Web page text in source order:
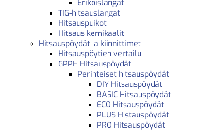
Erikoislangat
TIG-hitsauslangat
Hitsauspuikot
Hitsaus kemikaalit
Hitsauspöydät ja kiinnittimet
Hitsauspöytien vertailu
GPPH Hitsauspöydät
Perinteiset hitsauspöydät
DIY Hitsauspöydät
BASIC Hitsauspöydät
ECO Hitsauspöydät
PLUS Histauspöydät
PRO Hitsauspöydät